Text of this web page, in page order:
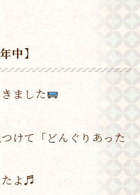
中】
ました
けて「どんぐりあった
たよ♬